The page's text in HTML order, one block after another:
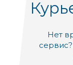
Нет
сервис?